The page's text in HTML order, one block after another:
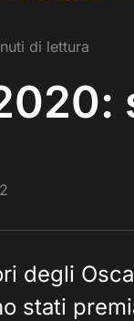
di lettura
degli
stati